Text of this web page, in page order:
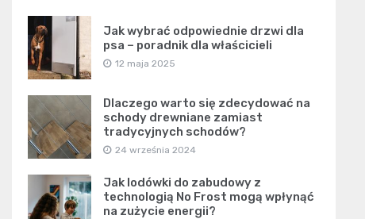
Jak wybrać odpowiednie drzwi dla
psa – poradnik dla właścicieli
12 maja 2025
Dlaczego warto się zdecydować na
schody drewniane zamiast
tradycyjnych schodów?
24 września 2024
Jak lodówki do zabudowy z
technologią No Frost mogą wpłynąć
na zużycie energii?